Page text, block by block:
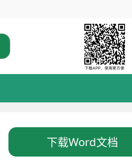
下载Word文档